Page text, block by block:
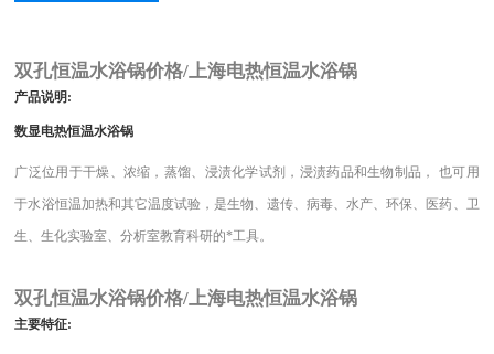
双孔恒温水浴锅价格/上海电热恒温水浴锅
产品说明 :
数显电热恒温水浴锅
广泛位用于干燥、浓缩，蒸馏、浸渍化学试剂，浸渍药品和生物制品， 也可用
于水浴恒温加热和其它温度试验，是生物、遗传、病毒、水产、环保、医药、卫
生、生化实验室、分析室教育科研的*工具。
双孔恒温水浴锅价格/上海电热恒温水浴锅
主要特征: